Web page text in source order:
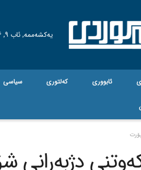
یەکشەممە, ئاب 9, 2026
ئابووری کەلتوری سیاسی
دژبه‌رانی